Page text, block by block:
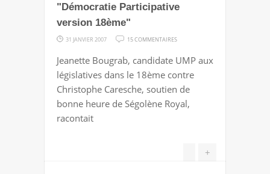
"Démocratie Participative
version 18ème"
31 JANVIER 2007 15 COMMENTAIRES
PARTICIPATIVE
VERSION
18ÈME"
Jeanette Bougrab, candidate UMP aux
législatives dans le 18ème contre
Christophe Caresche, soutien de
bonne heure de Ségolène Royal,
racontait
+